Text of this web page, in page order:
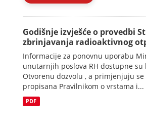
Godišnje izvješće o provedbi
zbrinjavanja radioaktivnog
Informacije za ponovnu uporabu
unutarnjih poslova RH dostupne su
Otvorenu dozvolu , a primjenjuju se
propisana Pravilnikom o vrstama i...
PDF